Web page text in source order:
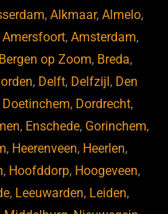
,Alkmaar,Almelo,
Amersfoort,Amsterdam,
Bergen op Zoom, Breda,
, Delft, Delfzijl, Den
Doetinchem, Dordrecht,
, Enschede, Gorinchem,
, Heerenveen, Heerlen,
, Hoofddorp, Hoogeveen,
, Leeuwarden, Leiden,